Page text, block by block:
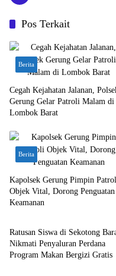
Pos Terkait
Berita
Cegah Kejahatan Jalanan,
Gerung Gelar Patroli Malam di
Lombok Barat
Berita
Kapolsek Gerung Pimpin
Objek Vital, Dorong Penguatan
Keamanan
Berita
Ratusan Siswa di Sekotong
Nikmati Penyaluran Perdana
Program Makan Bergizi Gratis